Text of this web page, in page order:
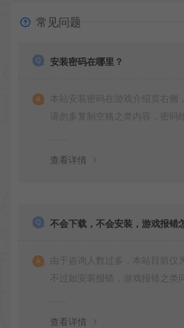
常见问题
安装密码在哪里？
本站安装密码在游戏介绍页右侧
请勿多复制空格之类内容，密码
查看详情
不会下载，不会安装，游戏报错
由于咨询人数过多，本站目前仅
不过如安装报错，游戏报错之类
查看详情